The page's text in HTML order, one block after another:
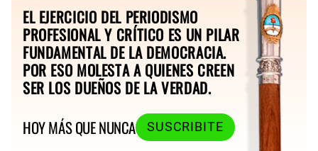
EL EJERCICIO DEL PERIODISMO
PROFESIONAL Y CRÍTICO ES UN PILAR
FUNDAMENTAL DE LA DEMOCRACIA.
POR ESO MOLESTA A QUIENES CREEN
SER LOS DUEÑOS DE LA VERDAD.
HOY MÁS QUE NUNCA
SUSCRIBITE